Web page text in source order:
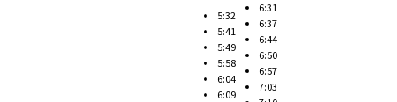
5:32
5:41
5:49
5:58
6:04
6:09
6:31
6:37
6:44
6:50
6:57
7:03